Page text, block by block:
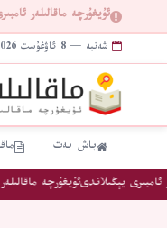
ئۇيغۇرچە ماقالىلەر
شەنبە — 8 ئاۋغۇست 2026 | ھ 23 سەفەر 1448
باش بەت
يېڭىلاندىئۇيغۇرچە ماقالىلەر